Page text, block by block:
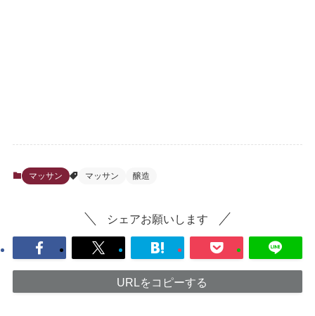
マッサン マッサン 醸造
シェアお願いします
URLをコピーする